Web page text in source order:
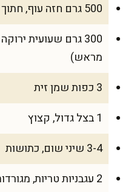
500 גרם חזה עוף, חתוך לרצועות
300 גרם שעועית
מראש)
3 כפות שמן זית
1 בצל גדול, קצוץ
3-4 שיני שום, כתושות
2 עגבניות טריות, מגורדות